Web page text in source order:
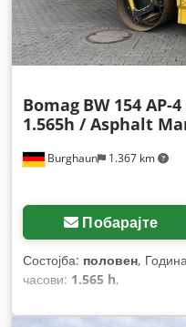
Burghaun 1.367 km
Bomag BW 154 AP-
1.565h / Asphalt
Побарајте
Состојба: половен,
часови: 1.565 h,